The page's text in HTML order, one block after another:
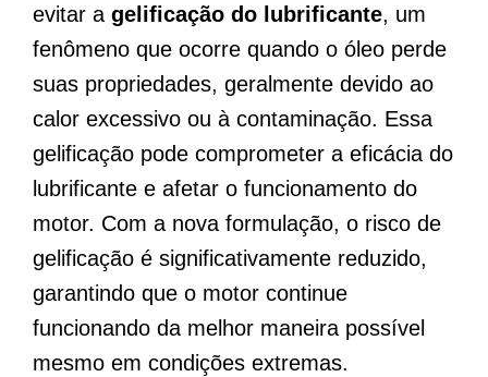
evitar a gelificação do lubrificante, um
fenômeno que ocorre quando o óleo perde
suas propriedades, geralmente devido ao
calor excessivo ou à contaminação. Essa
gelificação pode comprometer a eficácia do
lubrificante e afetar o funcionamento do
motor. Com a nova formulação, o risco de
gelificação é significativamente reduzido,
garantindo que o motor continue
funcionando da melhor maneira possível
mesmo em condições extremas.